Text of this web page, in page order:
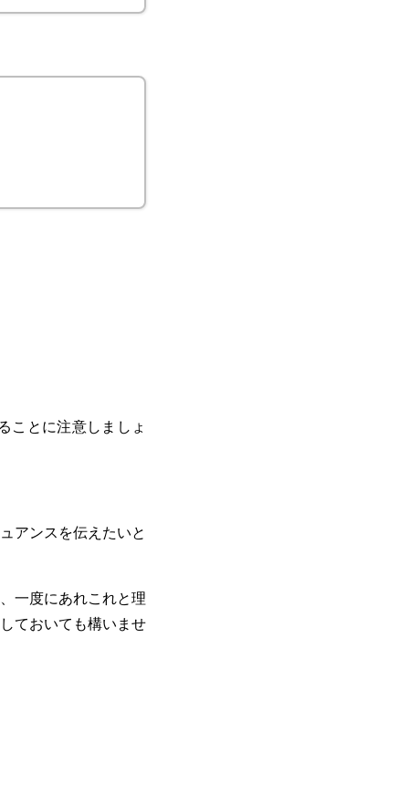
ことに注意しましょ
アンスを伝えたいと
一度にあれこれと理
ておいても構いませ